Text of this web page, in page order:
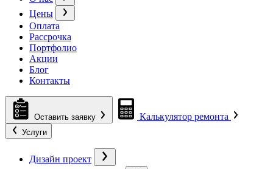
Цены
Оплата
Рассрочка
Портфолио
Акции
Блог
Контакты
Оставить заявку Калькулятор ремонта
Услуги
Дизайн проект